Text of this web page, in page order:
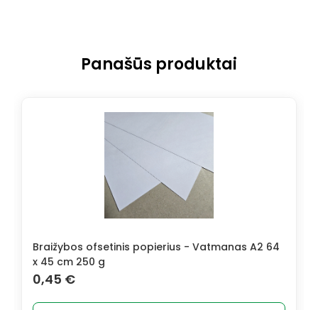
Panašūs produktai
Braižybos ofsetinis popierius - Vatmanas A2 64
x 45 cm 250 g
0,45 €